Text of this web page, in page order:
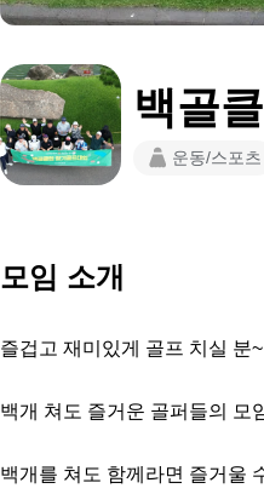
백골
운동/스포츠
모임 소개
즐겁고 재미있게 골프 치실 분
백개 쳐도 즐거운 골퍼들의 모
백개를 쳐도 함께라면 즐거울